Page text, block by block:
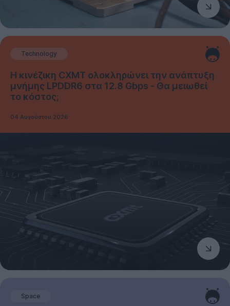
Technology
Η κινέζικη CXMT ολοκληρώνει την ανάπτυξη
μνήμης LPDDR6 στα 12.8 Gbps - Θα μειωθεί
το κόστος;
04 Αυγούστου 2026
Space